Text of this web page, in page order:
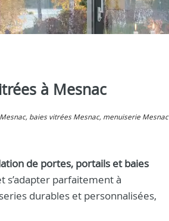
à Mesnac
baies vitrées Mesnac, menuiserie Mesnac
de portes, portails et baies
s’adapter parfaitement à
durables et personnalisées,